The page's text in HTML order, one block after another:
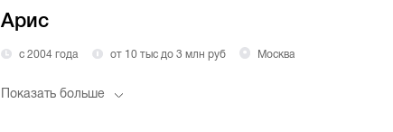
Арис
с 2004 года от 10 тыс до 3 млн руб Москва
Показать больше